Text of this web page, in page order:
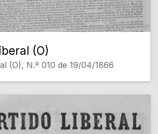
(O)
(O), N.º 010 de 19/04/1866